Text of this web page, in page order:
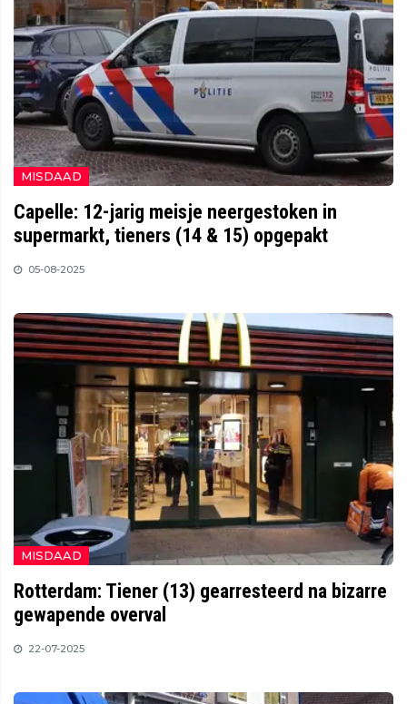
MISDAAD
Capelle: 12-jarig meisje neergestoken in
supermarkt, tieners (14 & 15) opgepakt
05-08-2025
MISDAAD
Rotterdam: Tiener (13) gearresteerd na bizarre
gewapende overval
22-07-2025